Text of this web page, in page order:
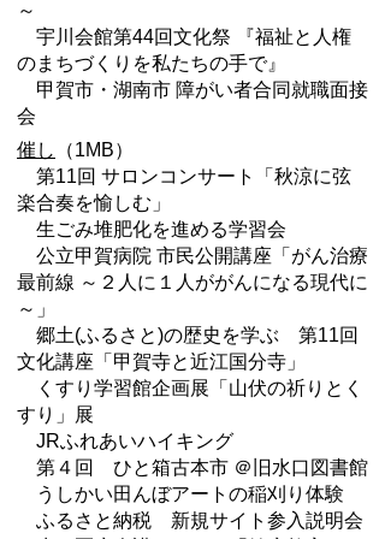
～
宇川会館第44回文化祭 『福祉と人権
のまちづくりを私たちの手で』
甲賀市・湖南市 障がい者合同就職面接
会
催し
（1MB）
第11回 サロンコンサート「秋涼に弦
楽合奏を愉しむ」
生ごみ堆肥化を進める学習会
公立甲賀病院 市民公開講座「がん治療
最前線 ～２人に１人ががんになる現代に
～」
郷土(ふるさと)の歴史を学ぶ 第11回
文化講座「甲賀寺と近江国分寺」
くすり学習館企画展「山伏の祈りとく
すり」展
JRふれあいハイキング
第４回 ひと箱古本市 ＠旧水口図書館
うしかい田んぼアートの稲刈り体験
ふるさと納税 新規サイト参入説明会